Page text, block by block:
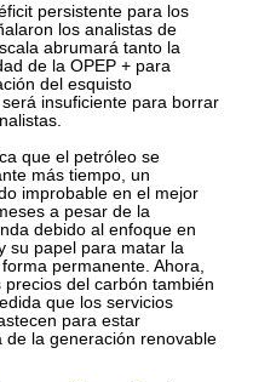
persistente para los
los analistas de
abrumará tanto la
de la OPEP + para
del esquisto
insuficiente para borrar
que el petróleo se
más tiempo, un
improbable en el mejor
a pesar de la
debido al enfoque en
su papel para matar la
permanente. Ahora,
del carbón también
que los servicios
para estar
la generación renovable